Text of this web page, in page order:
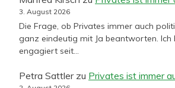
3. August 2026
Die Frage, ob Privates immer auch
ganz eindeutig mit Ja beantworten. Ich
engagiert seit…
Petra Sattlerzu Privates ist immer